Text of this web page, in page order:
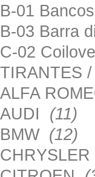
B-01
B-03 Barra
C-02
TIRANTES
ALFA
AUDI (11)
BMW (12)
CHRYSLER